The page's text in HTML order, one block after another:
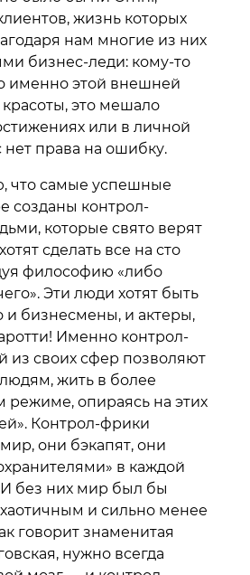
жизнь которых
нам многие из них
бизнес-леди: кому-то
именно этой внешней
это мешало
или в личной
права на ошибку.
что самые успешные
созданы контрол-
которые свято верят
сделать все на сто
философию «либо
Эти люди хотят быть
бизнесмены, и актеры,
Именно контрол-
из своих сфер позволяют
жить в более
режиме, опираясь на этих
Контрол-фрики
они бэкапят, они
в каждой
И без них мир был бы
и сильно менее
говорит знаменитая
нужно всегда